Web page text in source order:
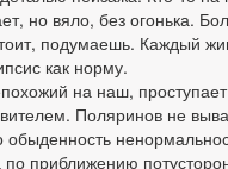
но вяло, без огонька.
подумаешь. Каждый
как норму.
на наш,
Поляринов не
приближению